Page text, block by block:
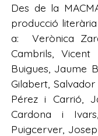
Des de la
producció
a: Verònica
Cambrils,
Buigues, Jaume
Gilabert,
Pérez i Carrió,
Cardona i
Puigcerver,